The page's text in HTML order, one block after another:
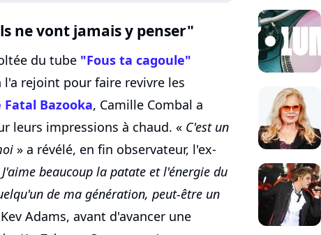
ne vont jamais y penser"
du tube "Fous ta cagoule"
rejoint pour faire revivre les
Bazooka, Camille Combal a
leurs impressions à chaud. « C'est un
» a révélé, en fin observateur, l'ex-
J'aime beaucoup la patate et l'énergie du
de ma génération, peut-être un
Adams, avant d'avancer une